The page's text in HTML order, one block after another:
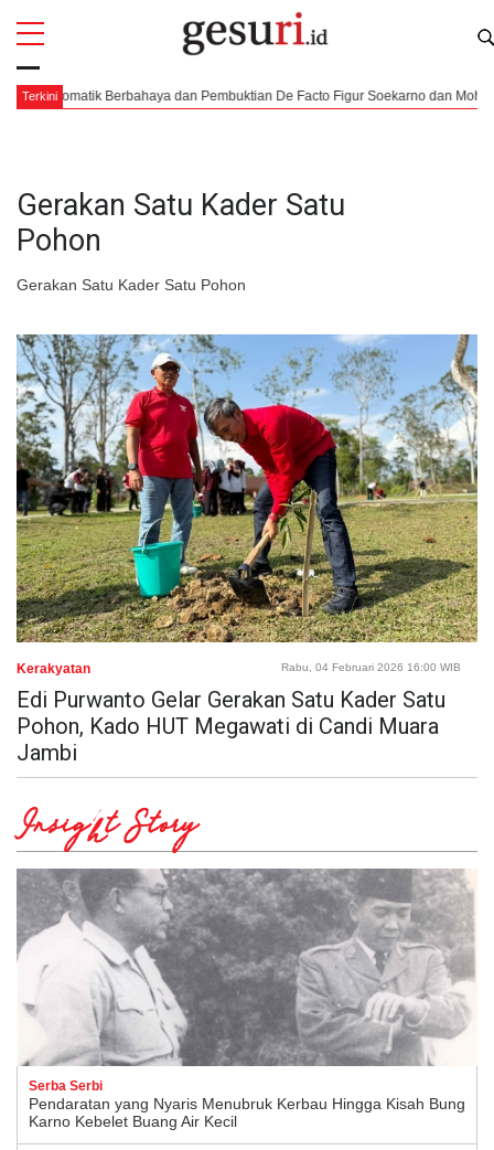
TerkiniBerbahaya dan Pembuktian De Facto Figur Soekarno dan Moh. Hatta
Gerakan Satu Kader Satu
Pohon
Gerakan Satu Kader Satu Pohon
All
Kerakyatan Rabu, 04 Februari 2026 16:00 WIB
Edi Purwanto Gelar Gerakan Satu Kader Satu
Pohon, Kado HUT Megawati di Candi Muara
Jambi
Insight Story
Serba Serbi
Pendaratan yang Nyaris Menubruk Kerbau Hingga Kisah Bung
Karno Kebelet Buang Air Kecil